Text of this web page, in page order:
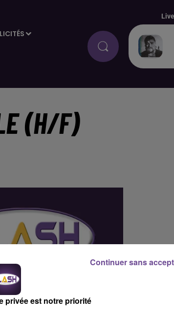
(H/F)
privée est notre priorité
Continuer sans